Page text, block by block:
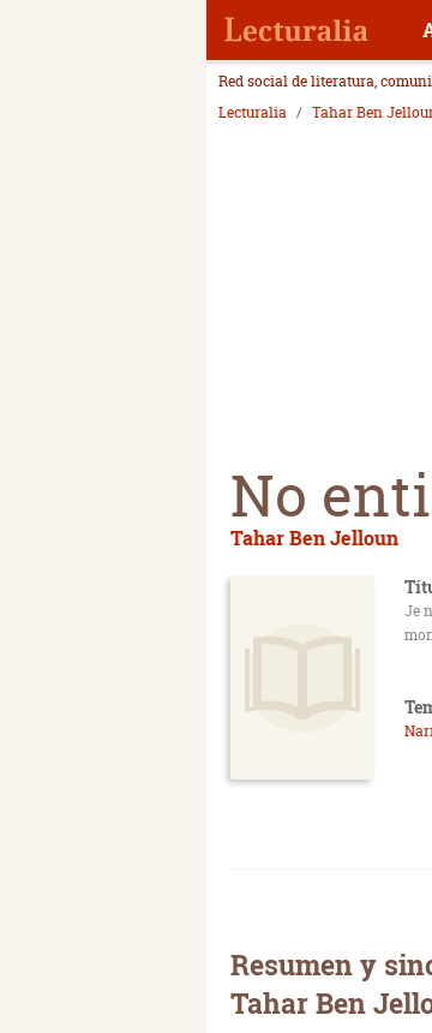
Red social de literatura,
Lecturalia
Tahar Ben
No
Tahar Ben Jelloun
Je
Resumen y
Tahar Ben